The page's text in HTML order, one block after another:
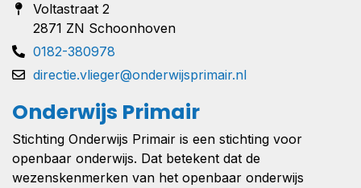
Voltastraat 2
2871 ZN Schoonhoven
0182-380978
directie.vlieger@onderwijsprimair.nl
Onderwijs Primair
Stichting Onderwijs Primair is een stichting voor
openbaar onderwijs. Dat betekent dat de
wezenskenmerken van het openbaar onderwijs